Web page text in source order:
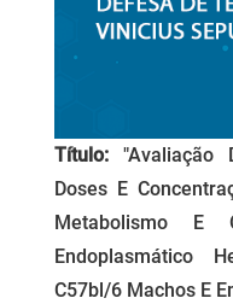
Título: "Avaliação
Doses E
Metabolismo E
Endoplasmático
C57bl/6 Machos E